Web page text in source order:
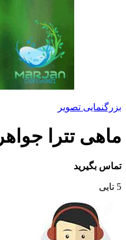
بزرگنمایی تصویر
ماهی تترا جواهر
تماس بگیرید
5 تایی